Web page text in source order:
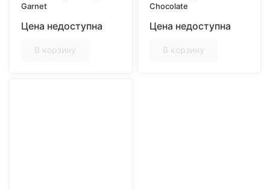
Garnet
Цена недоступна
В корзину
Chocolate
Цена недоступна
В корзину